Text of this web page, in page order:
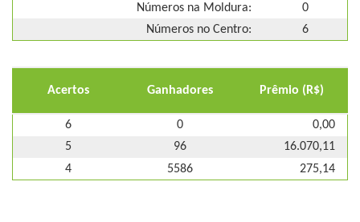
Números na Moldura:
0
Números no Centro:
6
Acertos Ganhadores Prêmio (R$)
6 0
0,00
5
96
16.070,11
4
5586 275,14